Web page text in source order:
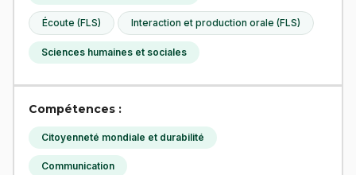
Écoute (FLS) Interaction et production orale (FLS)
Sciences humaines et sociales
Compétences :
Citoyenneté mondiale et durabilité
Communication